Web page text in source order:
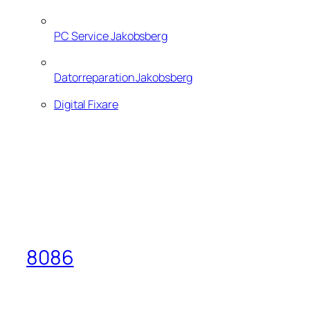
PC Service Jakobsberg
Datorreparation Jakobsberg
Digital Fixare
8086